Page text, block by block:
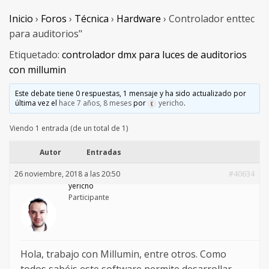
Vjspain
Ayuda
Contacto
Entrar
Crear Cuenta
Inicio › Foros › Técnica › Hardware › Controlador enttec
para auditorios"
Etiquetado: controlador dmx para luces de auditorios
con millumin
Este debate tiene 0 respuestas, 1 mensaje y ha sido actualizado por
última vez el hace 7 años, 8 mesespor yericho.
Viendo 1 entrada (de un total de 1)
Autor Entradas
26 noviembre, 2018 a las 20:50
#40634
yericho
Participante
Hola, trabajo con Millumin, entre otros. Como